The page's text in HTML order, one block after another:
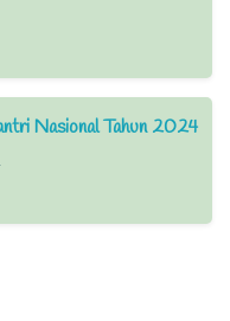
Nasional Tahun 2024